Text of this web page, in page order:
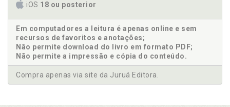
iOS 18 ou posterior
Em computadores a leitura é apenas online e sem
recursos de favoritos e anotações;
Não permite download do livro em formato PDF;
Não permite a impressão e cópia do conteúdo.
Compra apenas via site da Juruá Editora.